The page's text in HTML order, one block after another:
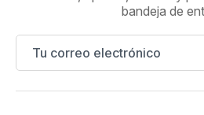
bandeja de